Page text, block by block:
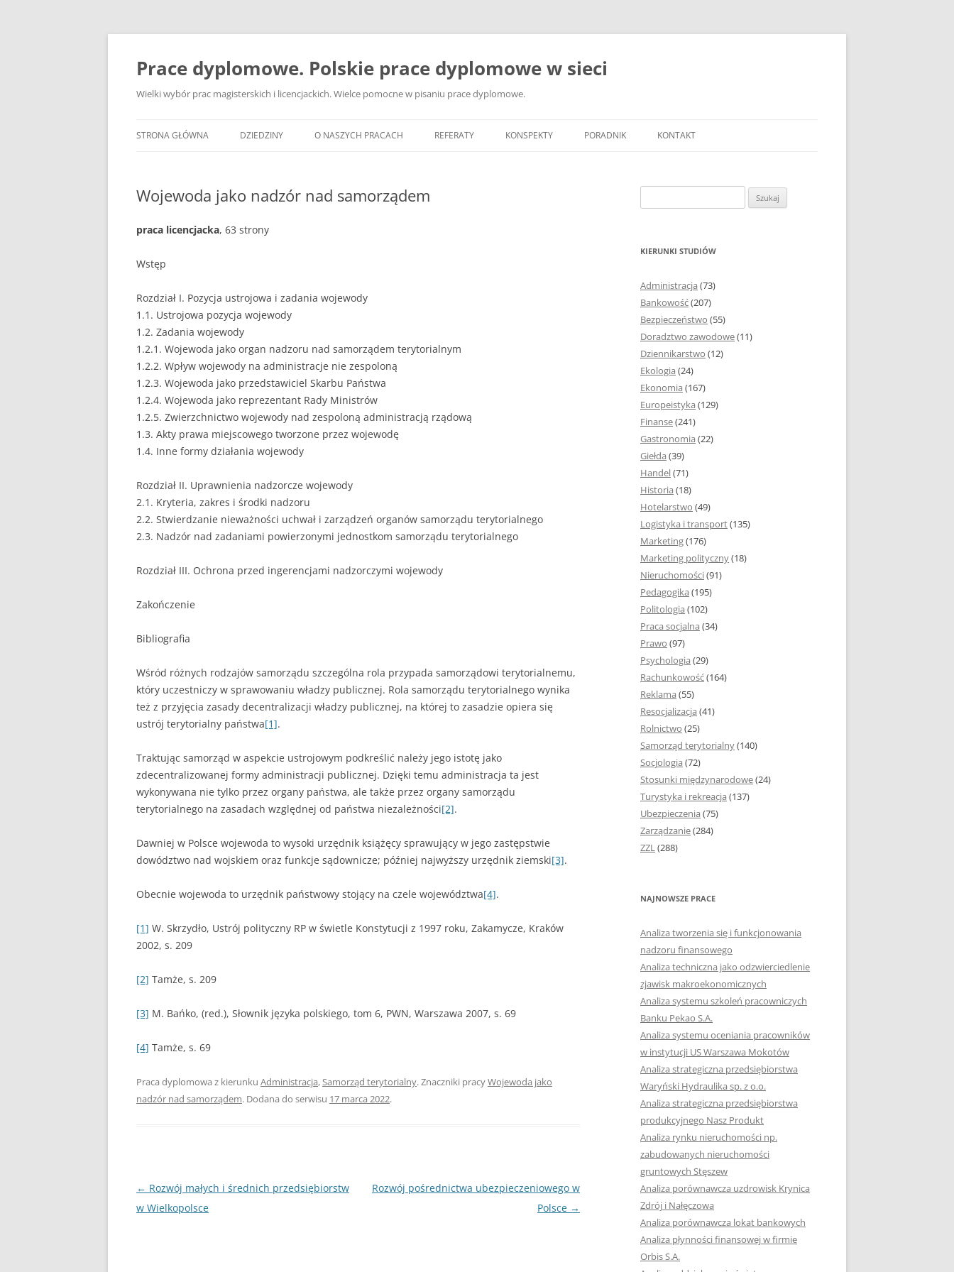
Przejdź
Prace dyplomowe. Polskie prace dyplomowe w sieci
Wielki wybór prac magisterskich i licencjackich. Wielce pomocne w pisaniu prace dyplomowe.
STRONA GŁÓWNA DZIEDZINY
BANKOWOŚĆ
EKONOMIA
FINANSE
GASTRONOMIA
HANDEL
HISTORIA
HOTELARSTWO
LOGISTYKA I TRANSPORT
MARKETING
POLITOLOGIA
PRAWO
RACHUNKOWOŚĆ
REKLAMA
ROLNICTWO
SAMORZĄD TERYTORIALNY
SOCJOLOGIA
ZARZĄDZANIE
O NASZYCH PRACACH REFERATY KONSPEKTY PORADNIK
JAK ZBIERAĆ I OPRACOWYWAĆ
BIBLIOGRAFICZNYCH
ZAWARTOŚĆ I ROZMIAR PRACY
DYPLOMOWEJ
ESTETYKA PRACY DYPLOMOWEJ –
WYRÓŻNIENIA, NUMEROWANIE
CZCIONKA, MARGINESY I
WIELKOŚĆ STRON
STRUKTURA AKAPITU W PRACY
DYPLOMOWEJ
STYL PRACY DYPLOMOWEJ
SPIS TREŚCI W PRACY
DYPLOMOWEJ
WSTĘP PRACY DYPLOMOWEJ
ROZDZIAŁY I PODROZDZIAŁY
ZAKOŃCZENIE PRACY
DYPLOMOWEJ
BIBLIOGRAFIA
SPIS RYSUNKÓW, TABEL I
ZAŁĄCZNIKÓW
TABELE, RYSUNKI ORAZ WYKRESY
KSIĄŻKI, KTÓRE POMOGĄ CI
NAPISAĆ PRACĘ DYPLOMOWĄ
JAK PRZYGOTOWAĆ SIĘ DO
USTNEGO EGZAMINU
DYPLOMOWEGO?
HIPOTEZY W PRACACH
DYPLOMOWYCH
JAK PRZYGOTOWAĆ SIĘ DO
OBRONY PRACY DYPLOMOWEJ
KONTAKT
Wojewoda jako nadzór nad samorządem
praca licencjacka, 63 strony
Wstęp
Rozdział I. Pozycja ustrojowa i zadania wojewody
1.1. Ustrojowa pozycja wojewody
1.2. Zadania wojewody
1.2.1. Wojewoda jako organ nadzoru nad samorządem terytorialnym
1.2.2. Wpływ wojewody na administracje nie zespoloną
1.2.3. Wojewoda jako przedstawiciel Skarbu Państwa
1.2.4. Wojewoda jako reprezentant Rady Ministrów
1.2.5. Zwierzchnictwo wojewody nad zespoloną administracją rządową
1.3. Akty prawa miejscowego tworzone przez wojewodę
1.4. Inne formy działania wojewody
Rozdział II. Uprawnienia nadzorcze wojewody
2.1. Kryteria, zakres i środki nadzoru
2.2. Stwierdzanie nieważności uchwał i zarządzeń organów samorządu terytorialnego
2.3. Nadzór nad zadaniami powierzonymi jednostkom samorządu terytorialnego
Rozdział III. Ochrona przed ingerencjami nadzorczymi wojewody
Zakończenie
Bibliografia
Wśród różnych rodzajów samorządu szcze­gólna rola przypada samorządowi terytorialnemu,
który uczestniczy w sprawowaniu władzy publicznej. Rola samorządu terytorialnego wynika
też z przyjęcia zasady decentralizacji władzy publicznej, na której to zasadzie opiera się
ustrój terytorialny państwa[1].
Traktując samorząd w aspekcie ustrojowym podkreślić należy jego istotę jako
zdecentralizowanej formy administracji publicznej. Dzięki temu administracja ta jest
wykonywana nie tylko przez orga­ny państwa, ale także przez organy samorządu
terytorialnego na za­sadach względnej od państwa niezależności[2].
Dawniej w Polsce woje­woda to wysoki urzędnik książęcy sprawujący w je­go zastępstwie
dowództwo nad wojskiem oraz funkcje sądownicze; później najwyższy urzędnik ziemski[3].
Obecnie woje­woda to urzędnik państwowy stojący na czele województwa[4].
[1] W. Skrzydło, Ustrój polityczny RP w świetle Konstytucji z 1997 roku, Zakamycze, Kraków
2002, s. 209
[2] Tamże, s. 209
[3] M. Bańko, (red.), Słownik języka polskiego, tom 6, PWN, Warszawa 2007, s. 69
[4] Tamże, s. 69
Praca dyplomowa z kierunku Administracja,Samorząd terytorialny. Znaczniki pracyWojewoda jako
nadzór nad samorządem. Dodana do serwisu 17 marca 2022.
Nawigacja
wpisu
← Rozwój małych i średnich przedsiębiorstw
w Wielkopolsce
Rozwój pośrednictwa ubezpieczeniowego w
Polsce →
KIERUNKI STUDIÓW
Administracja (73)
Bankowość(207)
Bezpieczeństwo (55)
Doradztwo zawodowe(11)
Dziennikarstwo (12)
Ekologia (24)
Ekonomia (167)
Europeistyka (129)
Finanse(241)
Gastronomia (22)
Giełda (39)
Handel(71)
Historia (18)
Hotelarstwo (49)
Logistyka i transport(135)
Marketing(176)
Marketing polityczny(18)
Nieruchomości(91)
Pedagogika (195)
Politologia (102)
Praca socjalna (34)
Prawo (97)
Psychologia (29)
Rachunkowość(164)
Reklama (55)
Resocjalizacja (41)
Rolnictwo (25)
Samorząd terytorialny(140)
Socjologia (72)
Stosunki międzynarodowe(24)
Turystyka i rekreacja (137)
Ubezpieczenia (75)
Zarządzanie(284)
ZZL(288)
NAJNOWSZE PRACE
Analiza tworzenia się i funkcjonowania
nadzoru finansowego
Analiza techniczna jako odzwierciedlenie
zjawisk makroekonomicznych
Analiza systemu szkoleń pracowniczych
Banku Pekao S.A.
Analiza systemu oceniania pracowników
w instytucji US Warszawa Mokotów
Analiza strategiczna przedsiębiorstwa
Waryński Hydraulika sp. z o.o.
Analiza strategiczna przedsiębiorstwa
produkcyjnego Nasz Produkt
Analiza rynku nieruchomości np.
zabudowanych nieruchomości
gruntowych Stęszew
Analiza porównawcza uzdrowisk Krynica
Zdrój i Nałęczowa
Analiza porównawcza lokat bankowych
Analiza płynności finansowej w firmie
Orbis S.A.